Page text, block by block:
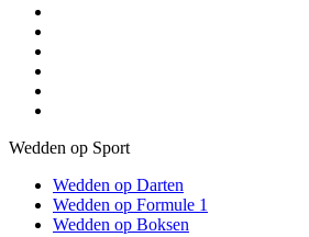
Wedden op Sport
Wedden op Darten
Wedden op Formule 1
Wedden op Boksen